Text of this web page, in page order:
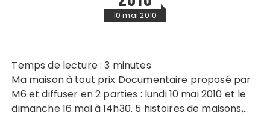
10 mai 2010
Temps de lecture :3 minutes
Ma maison à tout prix Documentaire proposé par
M6 et diffuser en 2 parties : lundi 10 mai 2010 et le
dimanche 16 mai à 14h30. 5 histoires de maisons,…